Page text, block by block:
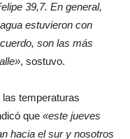
39,7. En general,
estuvieron con
son las más
, sostuvo.
temperaturas
que «este jueves
hacia el sur y nosotros